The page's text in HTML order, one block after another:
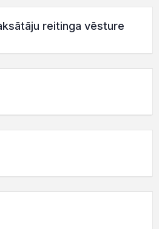
reitinga vēsture